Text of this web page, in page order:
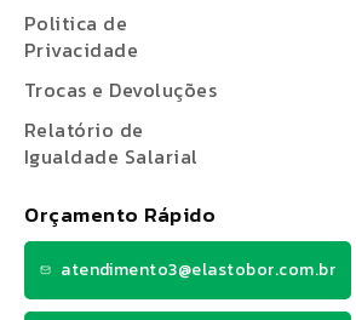
Politica de
Privacidade
Trocas e Devoluções
Relatório de
Igualdade Salarial
Orçamento Rápido
atendimento3@elastobor.com.br